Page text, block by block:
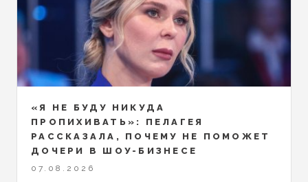
«Я НЕ БУДУ НИКУДА
ПРОПИХИВАТЬ»: ПЕЛАГЕЯ
РАССКАЗАЛА, ПОЧЕМУ НЕ ПОМОЖЕТ
ДОЧЕРИ В ШОУ-БИЗНЕСЕ
07.08.2026